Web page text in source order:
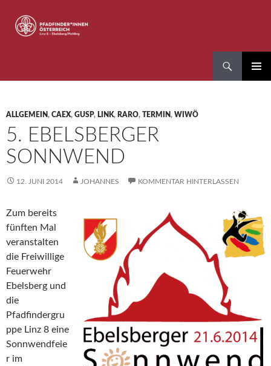
Inhalt
springen
ALLGEMEIN, CAEX, GUSP, LINK, RARO, TERMIN, WIWÖ
5. EBELSBERGER
SONNWEND
12. JUNI 2014 JOHANNES KOMMENTAR HINTERLASSEN
Zum bereits
fünften Mal
veranstalten
die Freiwillige
Feuerwehr
Ebelsberg und
die
Pfadfindergru
ppe Linz 8 eine
Sonnwendfeie
r im